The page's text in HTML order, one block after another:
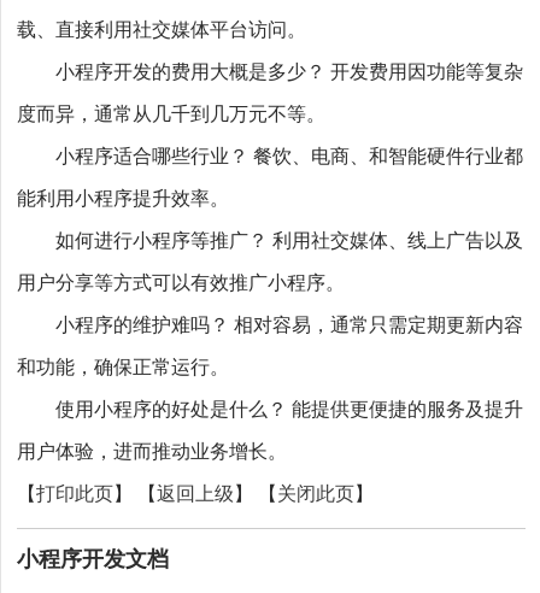
载、直接利用社交媒体平台访问。
小程序开发的费用大概是多少？ 开发费用因功能等复杂
度而异，通常从几千到几万元不等。
小程序适合哪些行业？ 餐饮、电商、和智能硬件行业都
能利用小程序提升效率。
如何进行小程序等推广？ 利用社交媒体、线上广告以及
用户分享等方式可以有效推广小程序。
小程序的维护难吗？ 相对容易，通常只需定期更新内容
和功能，确保正常运行。
使用小程序的好处是什么？ 能提供更便捷的服务及提升
用户体验，进而推动业务增长。
【打印此页 】 【返回上级 】 【 关闭此页 】
小程序开发文档